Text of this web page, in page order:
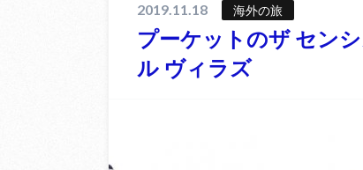
2019.11.18 海外の旅
プーケットのザ セン
ル ヴィラズ